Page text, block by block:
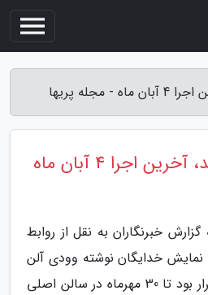
پریها
اجرا 4 آبان ماه
خبرنگاران به نقل از روابط
نمایش خدایگان نوشته وودی آلن
با ترجمه شهرام زرگر که قرار بود تا 30 مهرماه در سالن اصلی